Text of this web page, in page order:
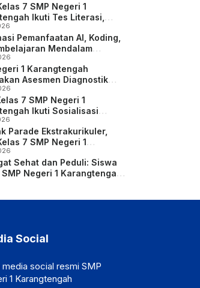
7 SMP Negeri 1
Ikuti Tes Literasi,
Bakat Minat, serta
Kondisi Sosial Emosional
Belajar
Pemanfaatan AI, Koding,
Mendalam
Upaya Meningkatkan
Guru
1 Karangtengah
Asesmen Diagnostik
Lembaga Psikologi Kartika
Kelas 7
7 SMP Negeri 1
Ikuti Sosialisasi
Ramah Anak dan Kreasi
Parade Ekstrakurikuler,
7 SMP Negeri 1
Kenali dan Eksplorasi
DiriSehat dan Peduli: Siswa
SMP Negeri 1 Karangtengah
Social
media social resmi SMP
1 Karangtengah